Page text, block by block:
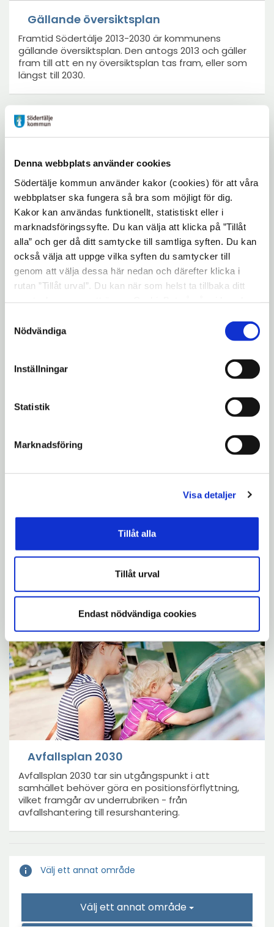
Denna webbplats använder cookies
Södertälje kommun använder kakor (cookies) för att våra
webbplatser ska fungera så bra som möjligt för dig.
Kakor kan användas funktionellt, statistiskt eller i
marknadsföringssyfte. Du kan välja att klicka på ”Tillåt
alla” och ger då ditt samtycke till samtliga syften. Du kan
också välja att uppge vilka syften du samtycker till
genom att välja dessa här nedan och därefter klicka i
rutan ”Tillåt urval”. Du kan när som helst ta tillbaka ditt
"Visa detaljer" kan du läsa om hur kakorna används och
hur vi och våra leverantörer inhämtar och behandlar
Nödvändiga
Inställningar
Statistik
Marknadsföring
Visa detaljer
Tillåt alla
Tillåt urval
Endast nödvändiga cookies
Gällande översiktsplan
Framtid Södertälje 2013-2030 är kommunens
gällande översiktsplan. Den antogs 2013 och gäller
fram till att en ny översiktsplan tas fram, eller som
längst till 2030.
Utbyggnadsstrategi
Utbyggnadsstrategin beskriver var och hur
förtätning samt bostadsbyggande ska ske. Arbetet
investeringar i offentliga miljöer, verksamheter och
infrastruktur. Strategin fungerar som ett
framtagen. Strategin ska vara vägledande i
arbetet med att bygga stad men också sprida
kunskap om vad god arkitektur är.
Strategier och planeringsunderlag
Avfallsplan 2030
Avfallsplan 2030 tar sin utgångspunkt i att
samhället behöver göra en positionsförflyttning,
vilket framgår av underrubriken - från
avfallshantering till resurshantering.
info Välj ett annat område
Välj ett annat område